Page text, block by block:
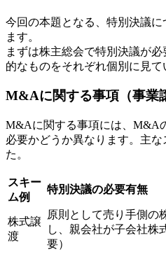
今回の本題となる、特別決議
ます。
まずは株主総会で特別決議が
的なものをそれぞれ個別に見て
M&Aに関する事項（事業
M&Aに関する事項には、M&A
必要かどうか異なります。主
た。
スキー
ム例
特別決議の必要有無
株式譲
渡
原則として売り手側の
し、親会社が子会社株
要）